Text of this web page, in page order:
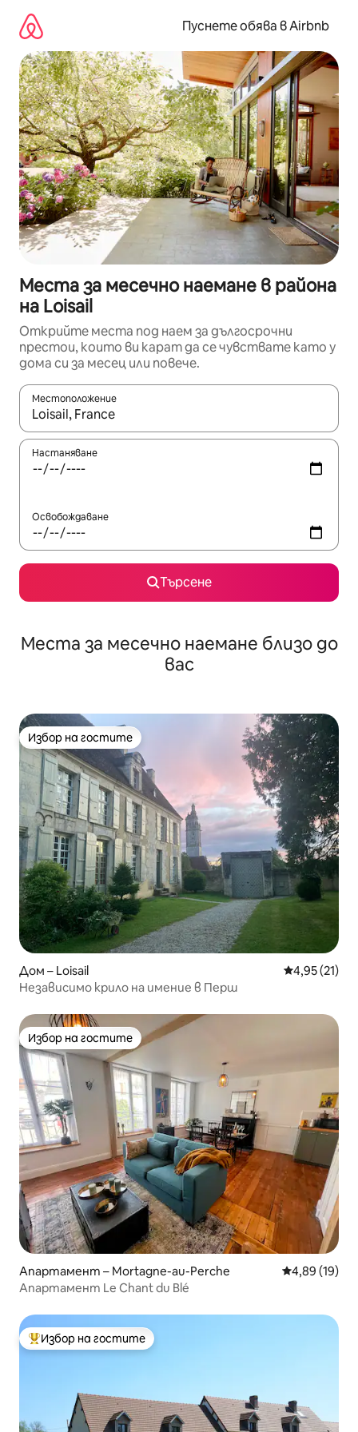
съдържанието
Пуснете обява в Airbnb
Места за месечно наемане в района
на Loisail
Открийте места под наем за дългосрочни
престои, които ви карат да се чувствате като у
дома си за месец или повече.
Местоположение
Когато резултатите се покажат, използвайте
Настаняване
Освобождаване
Търсене
Места за месечно наемане близо до
вас
Избор на гостите
Избор на гостите
Дом – Loisail Средна
4,95 (21)
Независимо крило на имение в Перш
Избор на гостите
Избор на гостите
Апартамент – Mortagne-au-Perche Средна
4,89 (19)
Апартамент Le Chant du Blé
Най-популярен избор на гостите
Избор на гостите